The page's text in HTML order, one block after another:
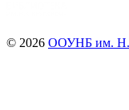
© 2026 ООУНБ им.